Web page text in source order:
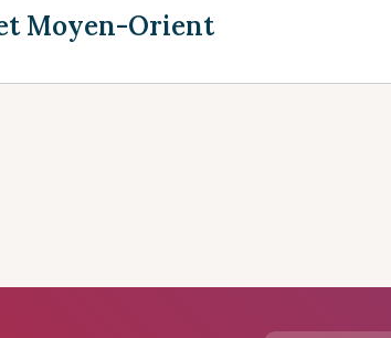
Moyen-Orient